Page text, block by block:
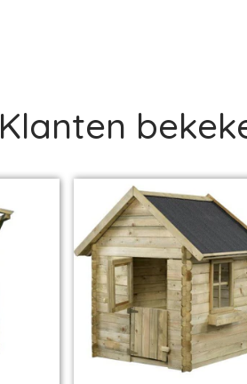
Klanten